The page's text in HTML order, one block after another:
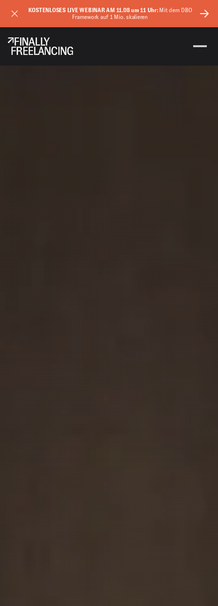
KOSTENLOSES LIVE WEBINAR AM 11.08 um 11 Uhr:Mit dem DBO
Framework auf 1 Mio. skalieren